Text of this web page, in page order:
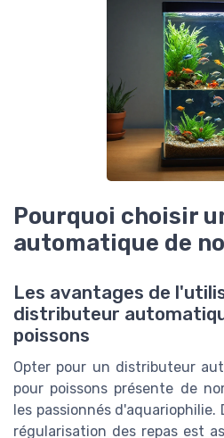
Pourquoi choisir
automatique de
Les avantages de
distributeur
poissons
Opter pour un distributeur
pour poissons présente de
les passionnés
régularisation des repas est